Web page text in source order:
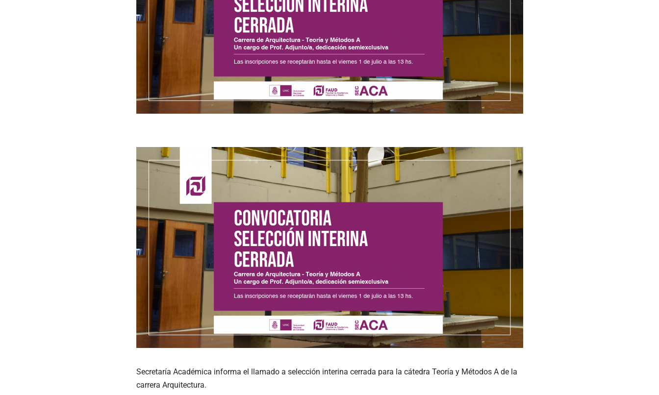
Secretaría Académica informa el llamado a selección interina cerrada para la cátedra Teoría y Métodos A de la
carrera Arquitectura.